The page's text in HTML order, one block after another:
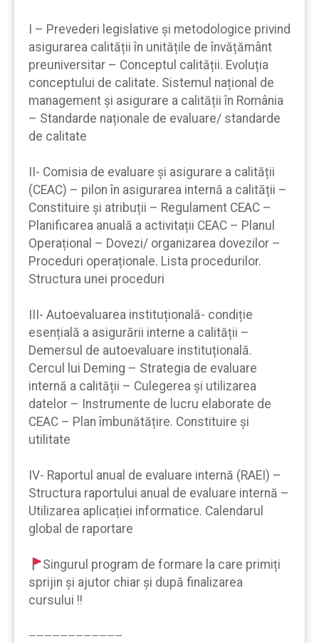
I – Prevederi legislative și metodologice privind
asigurarea calității în unitățile de învățământ
preuniversitar – Conceptul calității. Evoluția
conceptului de calitate. Sistemul național de
management și asigurare a calității în România
– Standarde naționale de evaluare/ standarde
de calitate
II- Comisia de evaluare și asigurare a calității
(CEAC) – pilon în asigurarea internă a calității –
Constituire și atribuții – Regulament CEAC –
Planificarea anuală a activitații CEAC – Planul
Operațional – Dovezi/ organizarea dovezilor –
Proceduri operaționale. Lista procedurilor.
Structura unei proceduri
III- Autoevaluarea instituțională- condiție
esențială a asigurării interne a calității –
Demersul de autoevaluare instituțională.
Cercul lui Deming – Strategia de evaluare
internă a calității – Culegerea și utilizarea
datelor – Instrumente de lucru elaborate de
CEAC – Plan îmbunătățire. Constituire și
utilitate
IV- Raportul anual de evaluare internă (RAEI) –
Structura raportului anual de evaluare internă –
Utilizarea aplicației informatice. Calendarul
global de raportare
Singurul program de formare la care primiți
sprijin şi ajutor chiar şi după finalizarea
cursului !!
————————————